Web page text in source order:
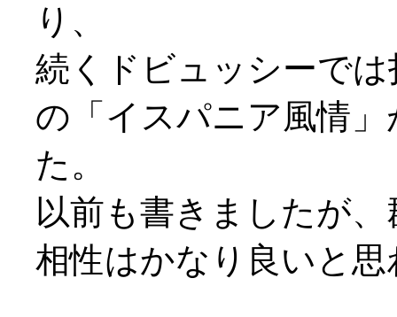
り、
続くドビュッシーで
の「イスパニア風情
た。
以前も書きましたが
相性はかなり良いと